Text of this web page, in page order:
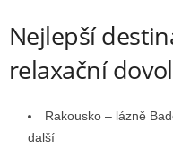
Nejlepší
relaxační
Rakousko – lázně
další